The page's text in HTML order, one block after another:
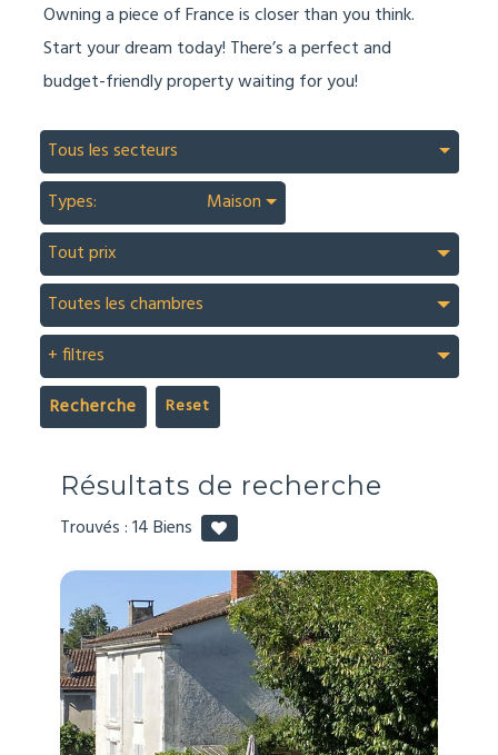
Owning a piece of France is closer than you think.
Start your dream today! There’s a perfect and
budget-friendly property waiting for you!
Tous les secteurs
Types:
Maison
Tout prix
Toutes les chambres
+ filtres
Recherche
Résultats de recherche
Trouvés :14Biens